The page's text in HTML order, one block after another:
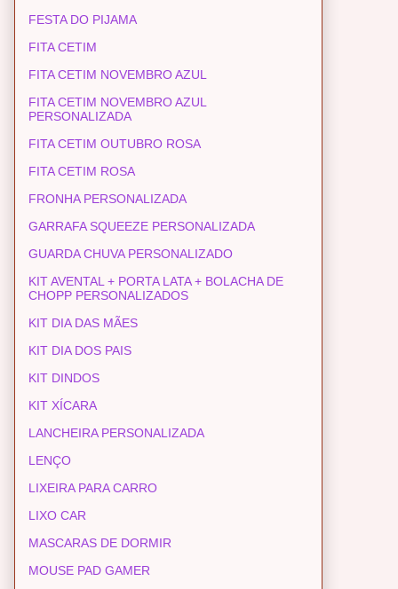
FESTA DO PIJAMA
FITA CETIM
FITA CETIM NOVEMBRO AZUL
FITA CETIM NOVEMBRO AZUL
PERSONALIZADA
FITA CETIM OUTUBRO ROSA
FITA CETIM ROSA
FRONHA PERSONALIZADA
GARRAFA SQUEEZE PERSONALIZADA
GUARDA CHUVA PERSONALIZADO
KIT AVENTAL + PORTA LATA + BOLACHA DE
CHOPP PERSONALIZADOS
KIT DIA DAS MÃES
KIT DIA DOS PAIS
KIT DINDOS
KIT XÍCARA
LANCHEIRA PERSONALIZADA
LENÇO
LIXEIRA PARA CARRO
LIXO CAR
MASCARAS DE DORMIR
MOUSE PAD GAMER